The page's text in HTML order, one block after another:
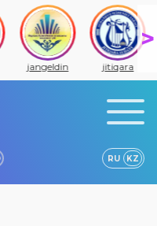
jangeldin jitiqara
RU KZ